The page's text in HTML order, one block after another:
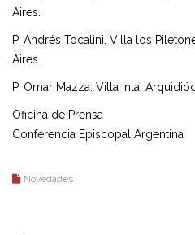
Aires.
P. Andrés Tocalini. Villa los
Aires.
P. Omar Mazza. Villa Inta.
Oficina de Prensa
Conferencia Episcopal Argentina
Novedades